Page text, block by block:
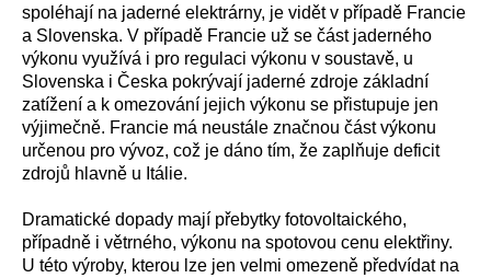
spoléhají na jaderné elektrárny, je vidět v případě Francie
a Slovenska. V případě Francie už se část jaderného
výkonu využívá i pro regulaci výkonu v soustavě, u
Slovenska i Česka pokrývají jaderné zdroje základní
zatížení a k omezování jejich výkonu se přistupuje jen
výjimečně. Francie má neustále značnou část výkonu
určenou pro vývoz, což je dáno tím, že zaplňuje deficit
zdrojů hlavně u Itálie.
Dramatické dopady mají přebytky fotovoltaického,
případně i větrného, výkonu na spotovou cenu elektřiny.
U této výroby, kterou lze jen velmi omezeně předvídat na